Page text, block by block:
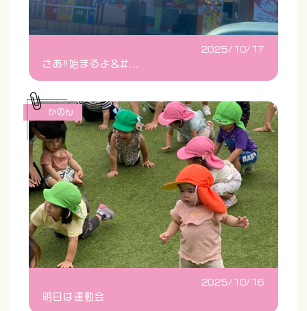
2025/10/17
さあ‼️始まるよ&#...
2025/10/16
明日は運動会
かのん